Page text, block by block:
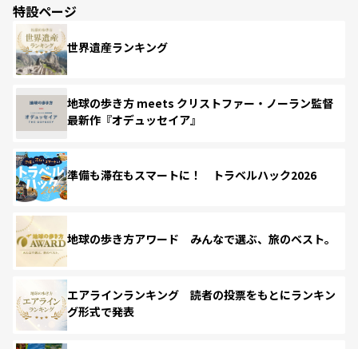
特設ページ
世界遺産ランキング
地球の歩き方 meets クリストファー・ノーラン監督
最新作『オデュッセイア』
準備も滞在もスマートに！ トラベルハック2026
地球の歩き方アワード みんなで選ぶ、旅のベスト。
エアラインランキング 読者の投票をもとにランキン
グ形式で発表